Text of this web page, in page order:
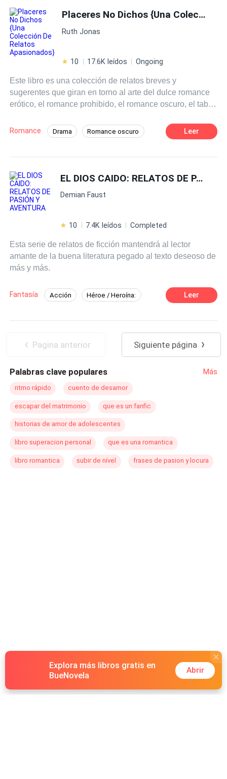
Placeres No Dichos {Una Colección De Relatos Apasionados}
Ruth Jonas
10 17.6K leídos Ongoing
Este libro es una colección de relatos breves y
sugerentes que giran en torno al arte del dulce romance
erótico, el romance prohibido, el romance oscuro, el tabú,
medida que avances por sus páginas, comenzarás a
imaginar un mundo de fantasías y explorar todas las
ya que contiene contenido gráfico que te dejará sin
aliento y con deseos de más. Este libro es
completamente ficticio, por lo que cualquier semejanza
con alguna persona o incidente es pura coincidencia.
Romance Drama Romance oscuro
Campus
Leer
EL DIOS CAIDO: RELATOS DE PASIÓN Y AVENTURA
Demian Faust
10 7.4K leídos Completed
Esta serie de relatos de ficción mantendrá al lector
amante de la buena literatura pegado al texto deseoso de
más y más.
Fantasía Acción Héroe / Heroína: Leer
Pagina anterior Siguiente página
Palabras clave populares Más
ritmo rápido cuento de desamor
escapar del matrimonio que es un fanfic
historias de amor de adolescentes
libro superacion personal que es una romantica
libro romantica subir de nível frases de pasion y locura
Explora más libros gratis en
BueNovela
Abrir